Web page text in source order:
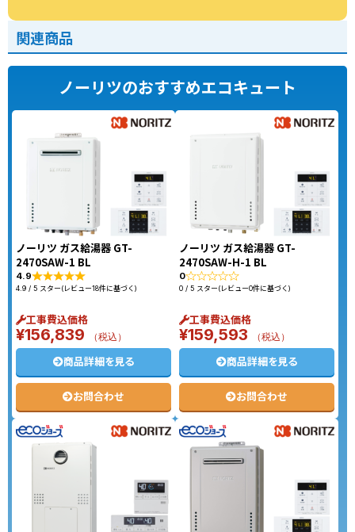
関連商品
ノーリツのおすすめエコキュート
ノーリツ ガス給湯器 GT-
2470SAW-1 BL
4.9
4.9 / 5 スター(レビュー18件に基づく)
工事費込価格
¥156,839 （税込）
商品詳細を見る
お問合わせ
ノーリツ ガス給湯器 GT-
2470SAW-H-1 BL
0
0 / 5 スター(レビュー0件に基づく)
工事費込価格
¥159,593 （税込）
商品詳細を見る
お問合わせ